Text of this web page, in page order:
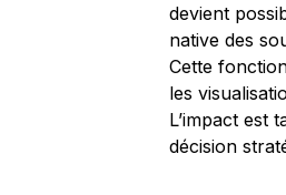
devient
native des
Cette
les
L’impact est
décision